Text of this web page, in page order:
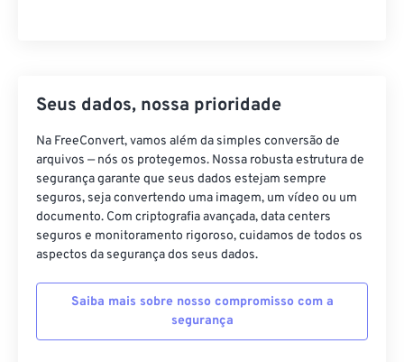
Seus dados, nossa prioridade
Na FreeConvert, vamos além da simples conversão de
arquivos — nós os protegemos. Nossa robusta estrutura de
segurança garante que seus dados estejam sempre
seguros, seja convertendo uma imagem, um vídeo ou um
documento. Com criptografia avançada, data centers
seguros e monitoramento rigoroso, cuidamos de todos os
aspectos da segurança dos seus dados.
Saiba mais sobre nosso compromisso com a
segurança